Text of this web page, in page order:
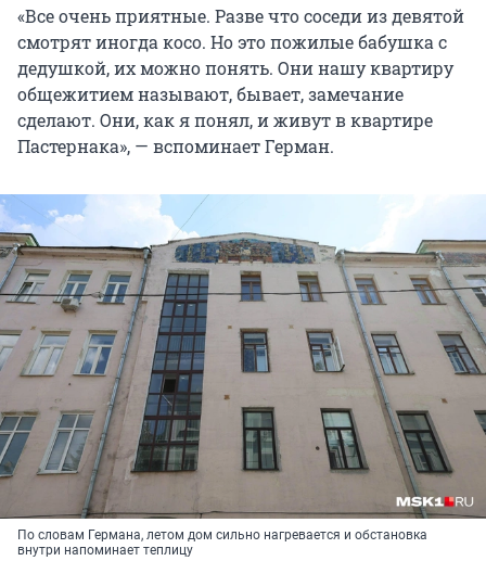
«Все очень приятные. Разве что соседи из девятой
смотрят иногда косо. Но это пожилые бабушка с
дедушкой, их можно понять. Они нашу квартиру
общежитием называют, бывает, замечание
сделают. Они, как я понял, и живут в квартире
Пастернака», — вспоминает Герман.
По словам Германа, летом дом сильно нагревается и обстановка
внутри напоминает теплицу